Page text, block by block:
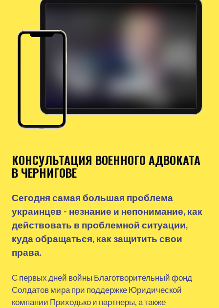
КОНСУЛЬТАЦИЯ ВОЕННОГО АДВОКАТА
В ЧЕРНИГОВЕ
Сегодня самая большая проблема
украинцев - незнание и непонимание, как
действовать в проблемной ситуации,
куда обращаться, как защитить свои
права.
С первых дней войны Благотворительный фонд
Солдатов мира при поддержке Юридической
компании Приходько и партнеры, а также